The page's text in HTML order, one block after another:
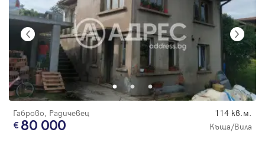
Габрово, Радичевец 114 кв.м.
80 000 Къща/Вила